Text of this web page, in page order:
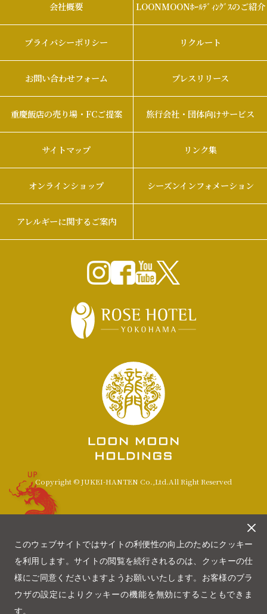
会社概要 LOONMOONﾎｰﾙﾃﾞｨﾝｸﾞｽのご紹介
プライバシーポリシー リクルート
お問い合わせフォーム プレスリリース
重慶飯店の売り場・FCご提案 旅行会社・団体向けサービス
サイトマップ リンク集
オンラインショップ シーズンインフォメーション
アレルギーに関するご案内
Copyright © JUKEI-HANTEN Co.,Ltd.All Right Reserved
UP
このウェブサイトではサイトの利便性の向上のためにクッキー
を利用します。サイトの閲覧を続行されるのは、クッキーの仕
様にご同意くださいますようお願いいたします。お客様のブラ
ウザの設定によりクッキーの機能を無効にすることもできま
す。